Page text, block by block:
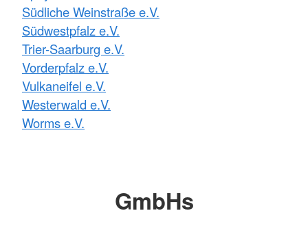
Südliche Weinstraße e.V.
Südwestpfalz e.V.
Trier-Saarburg e.V.
Vorderpfalz e.V.
Vulkaneifel e.V.
Westerwald e.V.
Worms e.V.
GmbHs